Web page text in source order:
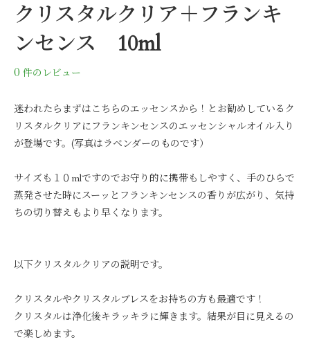
クリスタルクリア＋フランキ
ンセンス 10ml
0 件のレビュー
迷われたらまずはこちらのエッセンスから！とお勧めしているク
リスタルクリアにフランキンセンスのエッセンシャルオイル入り
が登場です。(写真はラベンダーのものです）
サイズも１０mlですのでお守り的に携帯もしやすく、手のひらで
蒸発させた時にスーッとフランキンセンスの香りが広がり、気持
ちの切り替えもより早くなります。
以下クリスタルクリアの説明です。
クリスタルやクリスタルブレスをお持ちの方も最適です！
クリスタルは浄化後キラッキラに輝きます。結果が目に見えるの
で楽しめます。